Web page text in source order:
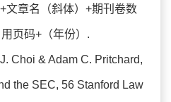
文章名（斜体）+期刊卷数
页码+（年份）.
Choi & Adam C. Pritchard,
the SEC, 56 Stanford Law